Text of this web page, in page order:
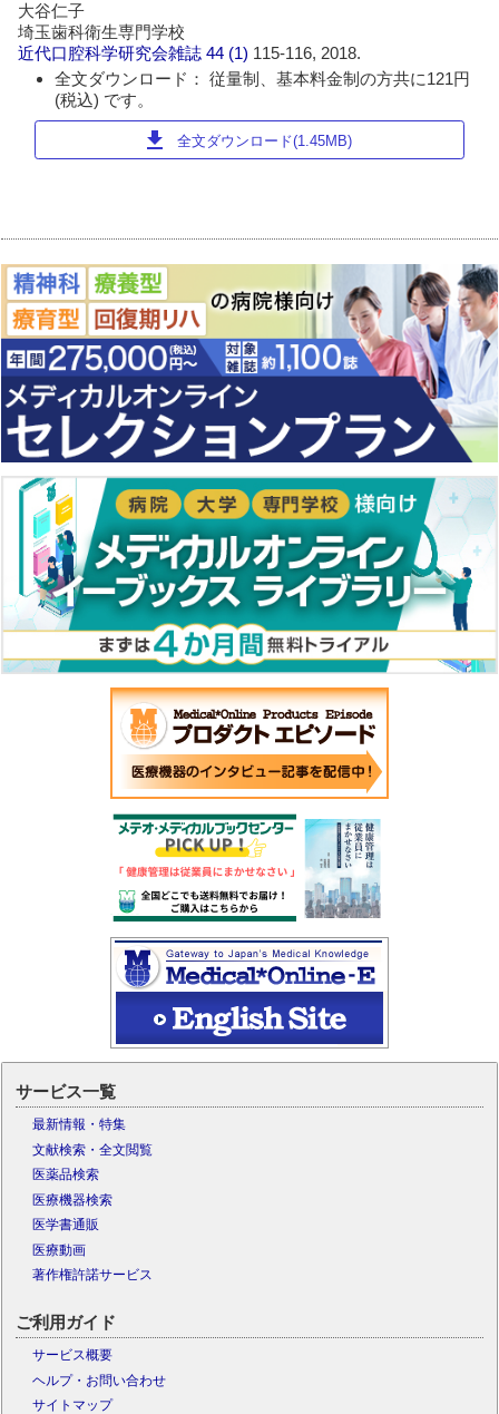
大谷仁子
埼玉歯科衛生専門学校
近代口腔科学研究会雑誌 44 (1) 115-116, 2018.
全文ダウンロード： 従量制、基本料金制の方共に121円
(税込) です。
download 全文ダウンロード(1.45MB)
サービス一覧
最新情報・特集
文献検索・全文閲覧
医薬品検索
医療機器検索
医学書通販
医療動画
著作権許諾サービス
ご利用ガイド
サービス概要
ヘルプ・お問い合わせ
サイトマップ